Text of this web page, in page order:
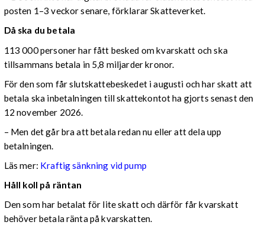
posten 1–3 veckor senare, förklarar Skatteverket.
Då ska du betala
113 000 personer har fått besked om kvarskatt och ska
tillsammans betala in 5,8 miljarder kronor.
För den som får slutskattebeskedet i augusti och har skatt att
betala ska inbetalningen till skattekontot ha gjorts senast den
12 november 2026.
– Men det går bra att betala redan nu eller att dela upp
betalningen.
Läs mer: Kraftig sänkning vid pump
Håll koll på räntan
Den som har betalat för lite skatt och därför får kvarskatt
behöver betala ränta på kvarskatten.